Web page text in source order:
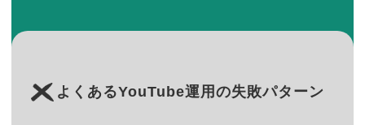
よくあるYouTube運用の失敗パターン